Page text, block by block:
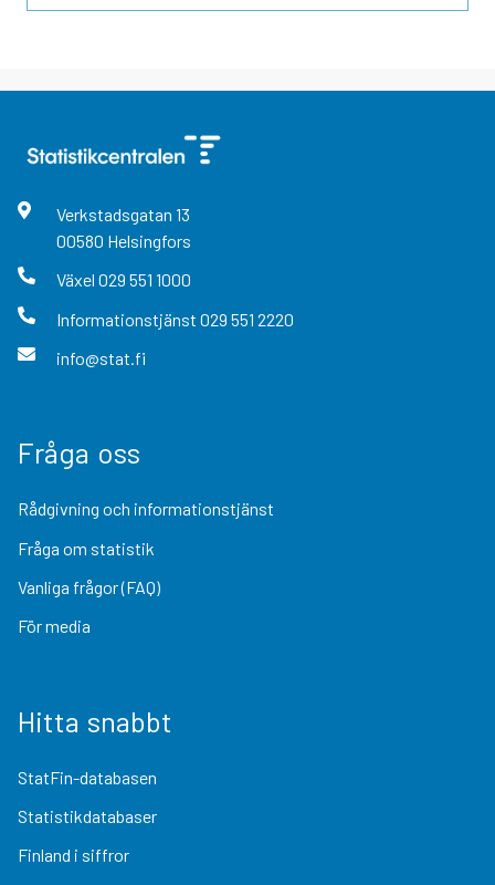
Verkstadsgatan 13
00580 Helsingfors
Växel 029 551 1000
Informationstjänst 029 551 2220
info@stat.fi
Fråga oss
Rådgivning och informationstjänst
Fråga om statistik
Vanliga frågor (FAQ)
För media
Hitta snabbt
StatFin-databasen
Statistikdatabaser
Finland i siffror